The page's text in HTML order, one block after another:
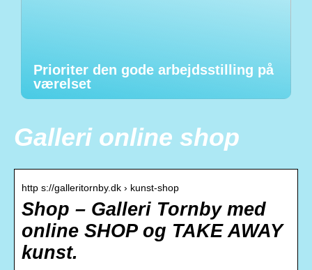
Prioriter den gode arbejdsstilling på
værelset
Galleri online shop
http s://galleritornby.dk › kunst-shop
Shop – Galleri Tornby med
online SHOP og TAKE AWAY
kunst.